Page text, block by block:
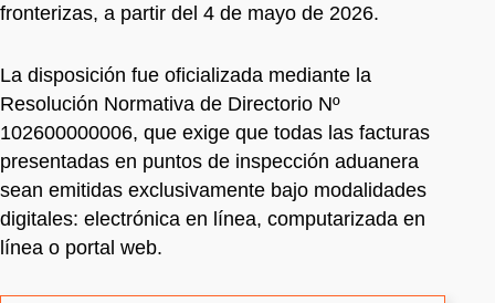
fronterizas, a partir del 4 de mayo de 2026.
La disposición fue oficializada mediante la
Resolución Normativa de Directorio Nº
102600000006, que exige que todas las facturas
presentadas en puntos de inspección aduanera
sean emitidas exclusivamente bajo modalidades
digitales: electrónica en línea, computarizada en
línea o portal web.